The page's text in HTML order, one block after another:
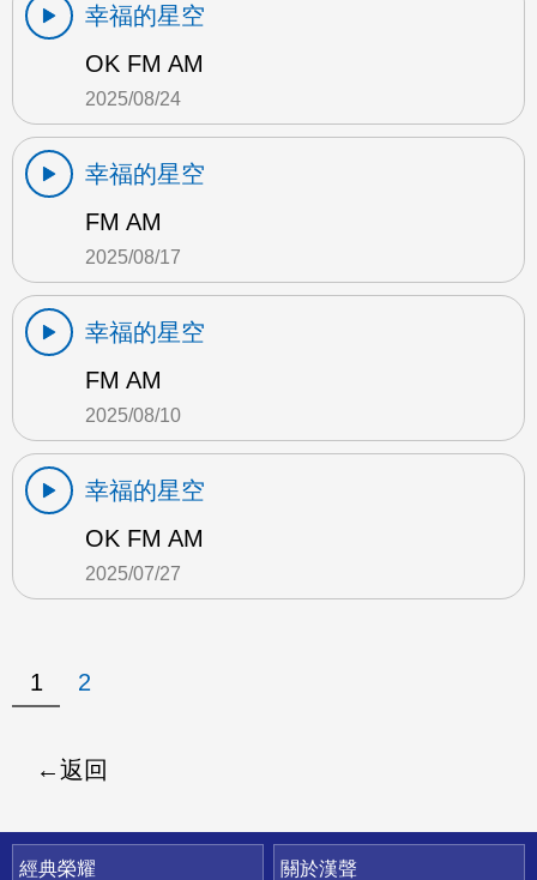
幸福的星空
OK FM AM
2025/08/24
幸福的星空
FM AM
2025/08/17
幸福的星空
FM AM
2025/08/10
幸福的星空
OK FM AM
2025/07/27
1 2
返回
快速連結
經典榮耀
關於漢聲